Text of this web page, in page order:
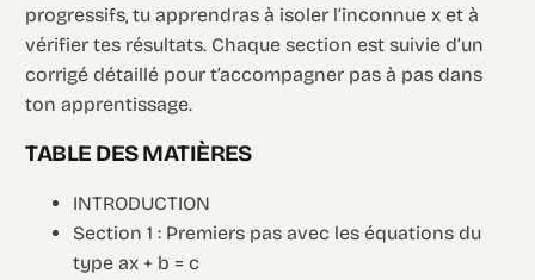
progressifs, tu apprendras à isoler l’inconnue x et à
vérifier tes résultats. Chaque section est suivie d’un
corrigé détaillé pour t’accompagner pas à pas dans
ton apprentissage.
TABLE DES MATIÈRES
INTRODUCTION
Section 1 : Premiers pas avec les équations du
type ax + b = c